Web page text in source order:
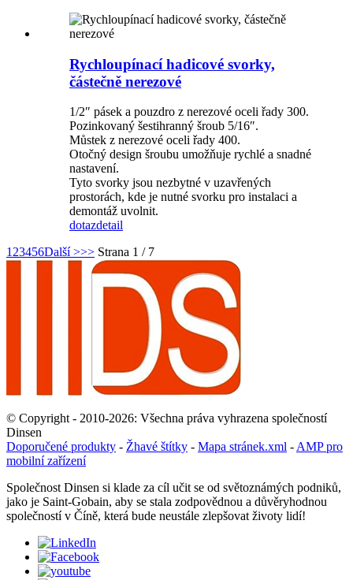
Rychloupínací hadicové svorky,
částečně nerezové
1/2″ pásek a pouzdro z nerezové oceli řady 300.
Pozinkovaný šestihranný šroub 5/16″.
Můstek z nerezové oceli řady 400.
Otočný design šroubu umožňuje rychlé a snadné
nastavení.
Tyto svorky jsou nezbytné v uzavřených
prostorách, kde je nutné svorku pro instalaci a
demontáž uvolnit.
dotazdetail
1 23456Další >>> Strana 1 / 7
© Copyright - 2010-2026: Všechna práva vyhrazena společností
Dinsen
Doporučené produkty - Žhavé štítky - Mapa stránek.xml - AMP pro
mobilní zařízení
Společnost Dinsen si klade za cíl učit se od světoznámých podniků,
jako je Saint-Gobain, aby se stala zodpovědnou a důvěryhodnou
společností v Číně, která bude neustále zlepšovat životy lidí!